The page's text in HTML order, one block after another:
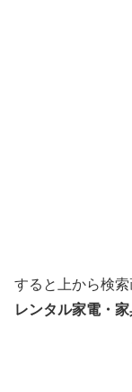
すると上から検索
レンタル家電・家